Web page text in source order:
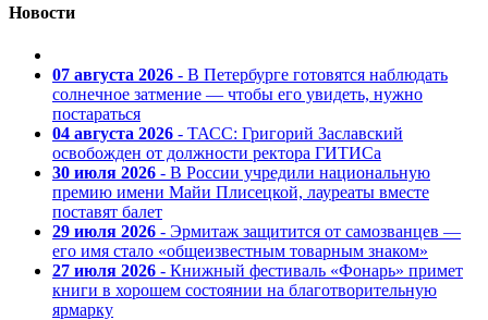
Новости
07 августа 2026 - В Петербурге готовятся наблюдать
солнечное затмение — чтобы его увидеть, нужно
постараться
04 августа 2026 - ТАСС: Григорий Заславский
освобожден от должности ректора ГИТИСа
30 июля 2026 - В России учредили национальную
премию имени Майи Плисецкой, лауреаты вместе
поставят балет
29 июля 2026 - Эрмитаж защитится от самозванцев —
его имя стало «общеизвестным товарным знаком»
27 июля 2026 - Книжный фестиваль «Фонарь» примет
книги в хорошем состоянии на благотворительную
ярмарку